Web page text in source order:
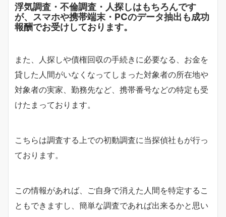
浮気調査・不倫調査・人探しはもちろんです
が、スマホや携帯端末・PCのデータ抽出も成功
報酬でお受けしております。
また、人探しや債権回収の手続きに必要なる、お金を
貸した人間がいなくなってしまった対象者の所在地や
対象者の実家、勤務先など、携帯番号などの特定も受
けたまっております。
こちらは調査する上での初動調査に当探偵社もが行っ
ております。
この情報があれば、ご自身で消えた人間を特定するこ
ともできますし、簡単な調査であれば出来るかと思い